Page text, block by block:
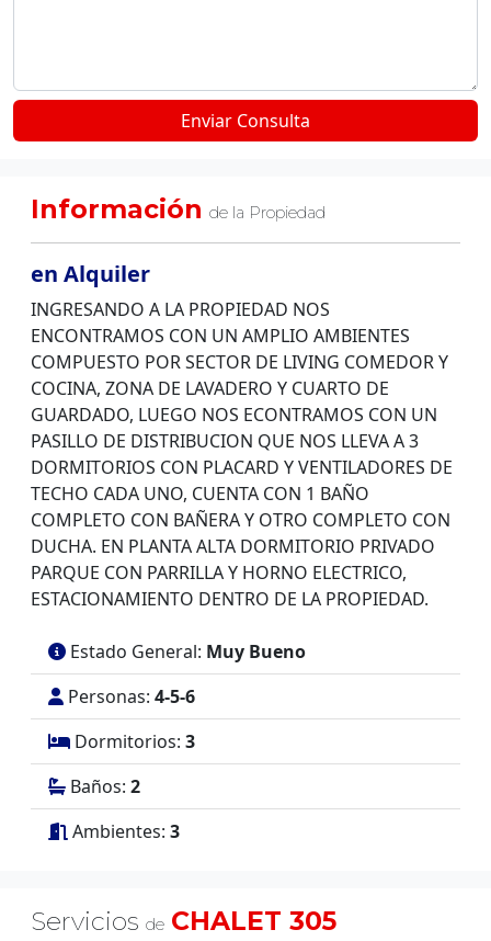
Información de la Propiedad
en Alquiler
INGRESANDO A LA PROPIEDAD NOS
ENCONTRAMOS CON UN AMPLIO AMBIENTES
COMPUESTO POR SECTOR DE LIVING COMEDOR Y
COCINA, ZONA DE LAVADERO Y CUARTO DE
GUARDADO, LUEGO NOS ECONTRAMOS CON UN
PASILLO DE DISTRIBUCION QUE NOS LLEVA A 3
DORMITORIOS CON PLACARD Y VENTILADORES DE
TECHO CADA UNO, CUENTA CON 1 BAÑO
COMPLETO CON BAÑERA Y OTRO COMPLETO CON
DUCHA. EN PLANTA ALTA DORMITORIO PRIVADO
PARQUE CON PARRILLA Y HORNO ELECTRICO,
ESTACIONAMIENTO DENTRO DE LA PROPIEDAD.
Estado General: Muy Bueno
Personas: 4-5-6
Dormitorios: 3
Baños: 2
Ambientes: 3
Servicios de CHALET 305